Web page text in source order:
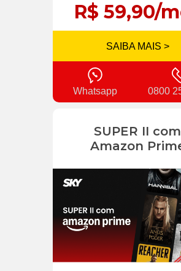
R$ 59,90/
SAIBA MAIS >
Whatsapp 0800
SUPER II com
Amazon